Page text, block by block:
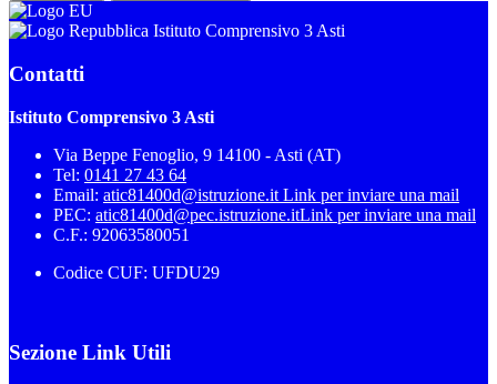
Istituto Comprensivo 3 Asti
Contatti
Istituto Comprensivo 3 Asti
Via Beppe Fenoglio, 9 14100 - Asti (AT)
Tel: 0141 27 43 64
Email: atic81400d@istruzione.it Link per inviare una mail
PEC: atic81400d@pec.istruzione.itLink per inviare una mail
C.F.: 92063580051
Codice CUF: UFDU29
Sezione Link Utili